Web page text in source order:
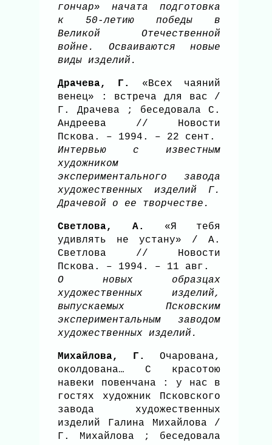
гончар» начата подготовка
к 50-летию победы в
Великой Отечественной
войне. Осваиваются новые
виды изделий.
Драчева, Г.
«Всех чаяний
венец» : встреча для вас /
Г. Драчева ; беседовала С.
Андреева // Новости
Пскова. – 1994. – 22 сент.
Интервью с известным
художником
экспериментального завода
художественных изделий Г.
Драчевой о ее творчестве.
Светлова, А.
«Я тебя
удивлять не устану» / А.
Светлова // Новости
Пскова. – 1994. – 11 авг.
О новых образцах
художественных изделий,
выпускаемых Псковским
экспериментальным заводом
художественных изделий.
Михайлова, Г.
Очарована,
околдована… С красотою
навеки повенчана : у нас в
гостях художник Псковского
завода художественных
изделий Галина Михайлова /
Г. Михайлова ; беседовала